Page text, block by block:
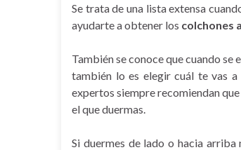
Se trata de una lista extensa
ayudarte a obtener los colchones
También se conoce que cuando
también lo es elegir cuál te vas
expertos siempre recomiendan
el que duermas.
Si duermes de lado o hacia